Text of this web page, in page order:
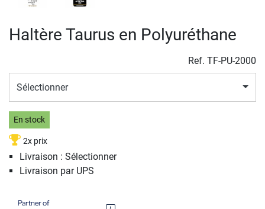
Haltère Taurus en Polyuréthane
Ref. TF-PU-2000
Sélectionner
En stock
2x prix
Livraison : Sélectionner
Livraison par UPS